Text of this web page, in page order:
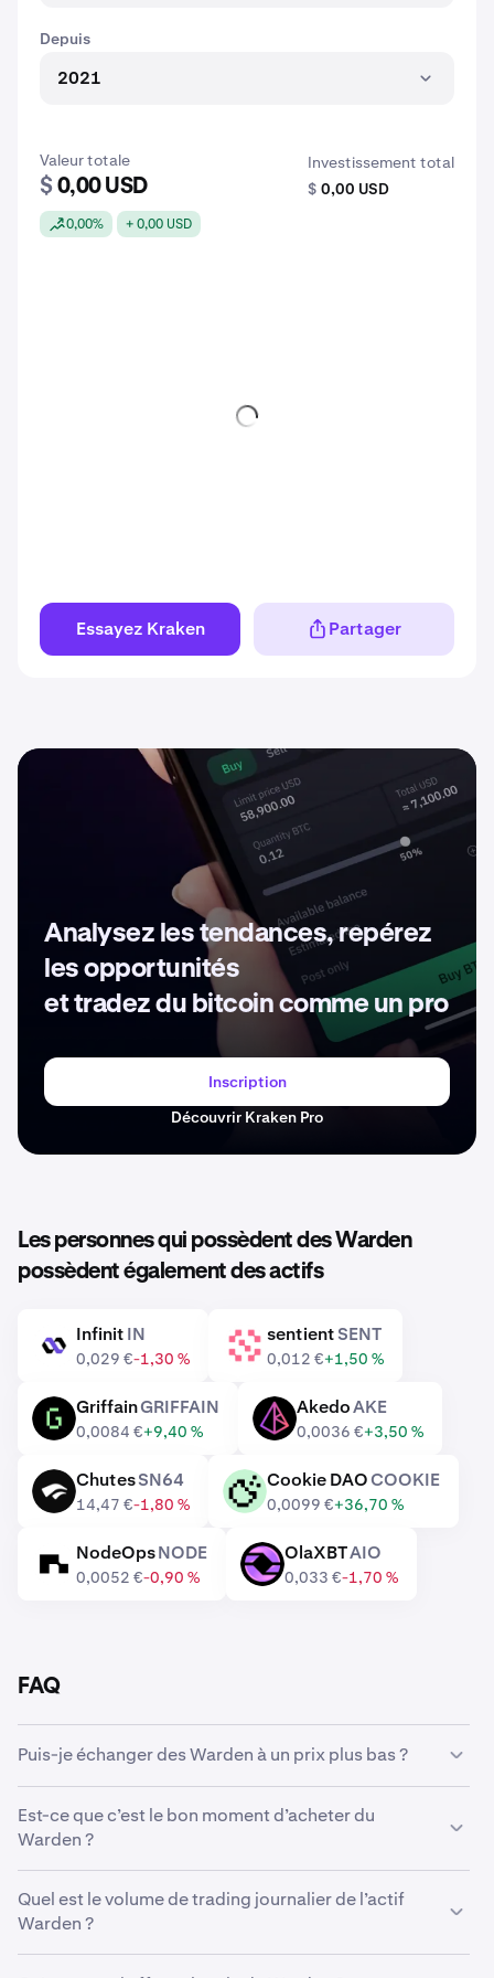
Depuis
2021
Valeur totale
$ 0,00 USD
0,00% + 0,00 USD
Investissement total
$ 0,00 USD
Essayez Kraken Partager
Analysez les tendances, repérez
les opportunités
et tradez du bitcoin comme un pro
Inscription
Découvrir Kraken Pro
Les personnes qui possèdent des Warden
possèdent également des actifs
IN InfinitIN
0,029 €-1,30 %
SENT sentientSENT
0,012 €+1,50 %
GRIFFAIN GriffainGRIFFAIN
0,0084 €+9,40 %
AKE AkedoAKE
0,0036 €+3,50 %
SN64 ChutesSN64
14,47 €-1,80 %
COOKIE Cookie DAOCOOKIE
0,0099 €+36,70 %
NODE NodeOpsNODE
0,0052 €-0,90 %
OlaXBTAIO
0,033 €-1,70 %
FAQ
Puis-je échanger des Warden à un prix plus bas ?
Kraken pour acheter automatiquement des Warden s’ils
atteignent un prix inférieur.
Est-ce que c’est le bon moment d’acheter du
Warden ?
c’est pourquoi de nombreux traders préfèrent opter
pourl’investissement programmé
recours à une stratégie d’achats récurrents ou Dollar
Quel est le volume de trading journalier de l’actif
Warden ?